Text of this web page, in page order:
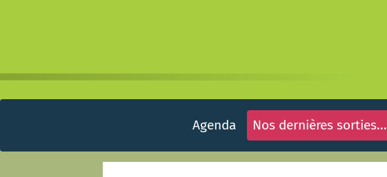
Agenda Nos dernières sorties...